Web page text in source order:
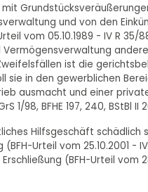
und von den
vom 05.10.1989 - IV R 35/
ist die
in den gewerblichen
ausmacht und einer
1/98, BFHE 197, 240, BStBl II
Hilfsgeschäft schädlich
Urteil vom 25.10.2001 -
(BFH-Urteil vom